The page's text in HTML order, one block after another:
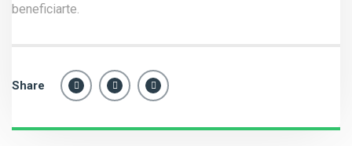
beneficiarte.
Share